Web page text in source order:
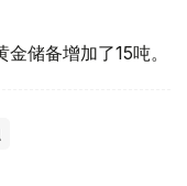
储备增加了15吨。